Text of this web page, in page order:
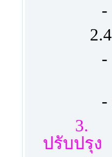
-
2.4
-
-
3.
ปรับปรุง